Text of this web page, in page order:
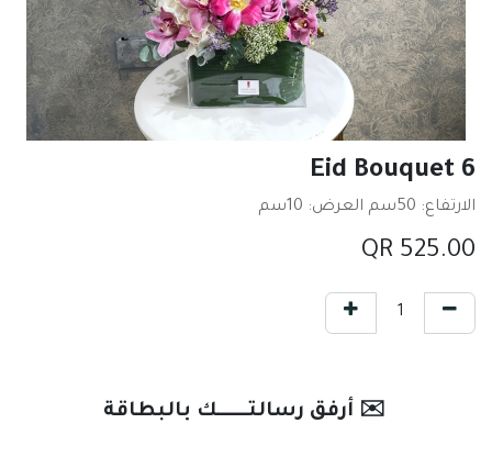
Eid Bouquet 6
الارتفاع: 50سم العرض: 10سم
525.00
✉️ أرفق رسالتـــــــك بالبطاقة